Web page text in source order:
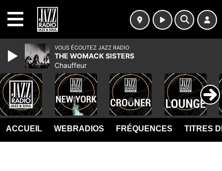
ACCUEIL WEBRADIOS FRÉQUENCES TITRES
VOUS ÉCOUTEZ JAZZ RADIO
THE WOMACK SISTERS
Chauffeur